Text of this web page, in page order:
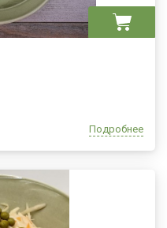
Подробнее